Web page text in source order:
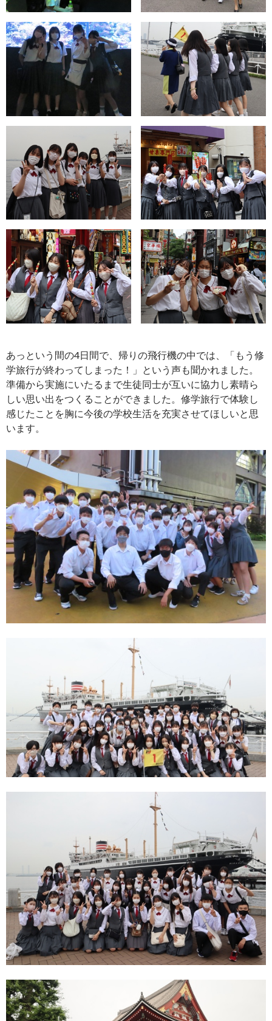
あっという間の4日間で、帰りの飛行機の中では、「もう修
学旅行が終わってしまった！」という声も聞かれました。
準備から実施にいたるまで生徒同士が互いに協力し素晴ら
しい思い出をつくることができました。修学旅行で体験し
感じたことを胸に今後の学校生活を充実させてほしいと思
います。